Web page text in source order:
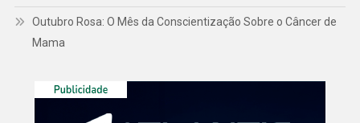
Outubro Rosa: O Mês da Conscientização Sobre o Câncer de
Mama